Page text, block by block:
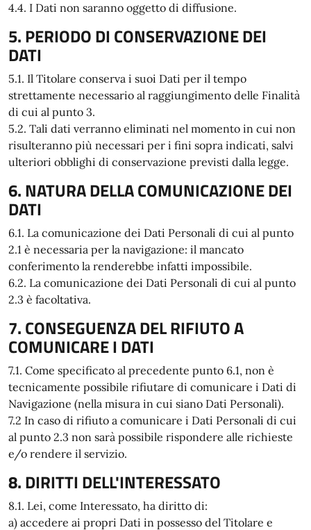
4.4. I Dati non saranno oggetto di diffusione.
5. PERIODO DI CONSERVAZIONE DEI
DATI
5.1. Il Titolare conserva i suoi Dati per il tempo
strettamente necessario al raggiungimento delle Finalità
di cui al punto 3.
5.2. Tali dati verranno eliminati nel momento in cui non
risulteranno più necessari per i fini sopra indicati, salvi
ulteriori obblighi di conservazione previsti dalla legge.
6. NATURA DELLA COMUNICAZIONE DEI
DATI
6.1. La comunicazione dei Dati Personali di cui al punto
2.1 è necessaria per la navigazione: il mancato
conferimento la renderebbe infatti impossibile.
6.2. La comunicazione dei Dati Personali di cui al punto
2.3 è facoltativa.
7. CONSEGUENZA DEL RIFIUTO A
COMUNICARE I DATI
7.1. Come specificato al precedente punto 6.1, non è
tecnicamente possibile rifiutare di comunicare i Dati di
Navigazione (nella misura in cui siano Dati Personali).
7.2 In caso di rifiuto a comunicare i Dati Personali di cui
al punto 2.3 non sarà possibile rispondere alle richieste
e/o rendere il servizio.
8. DIRITTI DELL'INTERESSATO
8.1. Lei, come Interessato, ha diritto di:
a) accedere ai propri Dati in possesso del Titolare e